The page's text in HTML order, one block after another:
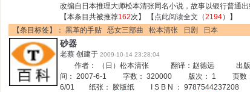
改编自日本推理大师松本清张同名小说，故事以银行普通出
【本条目共被推荐162次】 【 点此阅读全文 （2194）】
【条目标签】： 黑革的手贴 恶女三部曲 松本清张 日剧 日本
砂器
老蔡 创建于 2009-10-14 23:28:04
作者： （日）松本清张 翻译：赵德远 出版
间： 2007-6-1 字数： 320000 版次： 1 页数
6/01 纸张： 胶版纸 I S B N ：